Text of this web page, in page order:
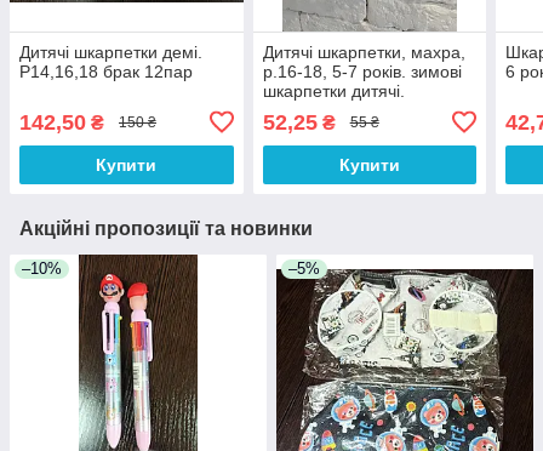
Дитячі шкарпетки демі.
Р14,16,18 брак 12пар
142,50 ₴ 150 ₴
Купити
Дитячі шкарпетки, махра,
р.16-18, 5-7 років. зимові
шкарпетки дитячі.
52,25₴ 55 ₴
Купити
6
Акційні пропозиції та новинки
–10% –5%